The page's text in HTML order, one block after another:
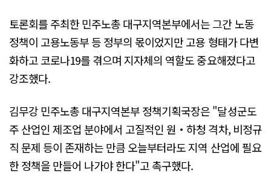
토론회를 주최한 민주노총 대구지역본부에서는 그간 노동
정책이 고용노동부 등 정부의 몫이었지만 고용 형태가 다변
화하고 코로나19를 겪으며 지자체의 역할도 중요해졌다고
강조했다.
김무강 민주노총 대구지역본부 정책기획국장은 "달성군도
주 산업인 제조업 분야에서 고질적인 원‧하청 격차, 비정규
직 문제 등이 존재하는 만큼 오늘부터라도 지역 산업에 필요
한 정책을 만들어 나가야 한다"고 촉구했다.